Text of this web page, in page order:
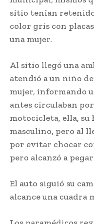
sitio tenían
color gris con
una mujer.
Al sitio llegó una
atendió a un niño de
mujer, informando
antes circulaban
motocicleta, ella, su
masculino, pero al
por evitar chocar
pero alcanzó a
El auto siguió su
alcance una cuadra